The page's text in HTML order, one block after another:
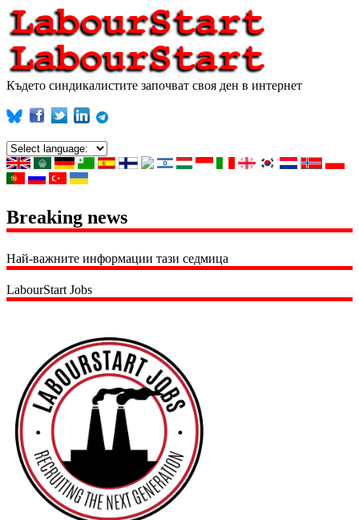
Където синдикалистите започват своя ден в интернет
Breaking news
Най-важните информации тази седмица
LabourStart Jobs